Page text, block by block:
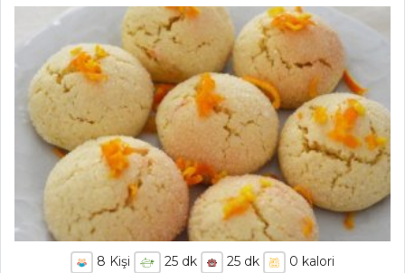
8 Kişi 25dk 25dk 0 kalori